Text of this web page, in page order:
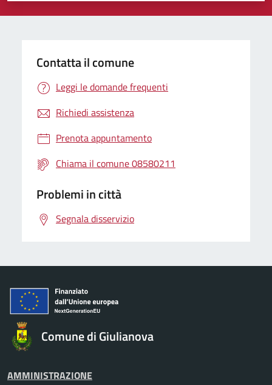
Contatta il comune
Leggi le domande frequenti
Richiedi assistenza
Prenota appuntamento
Chiama il comune 08580211
Problemi in città
Segnala disservizio
Comune di Giulianova
AMMINISTRAZIONE